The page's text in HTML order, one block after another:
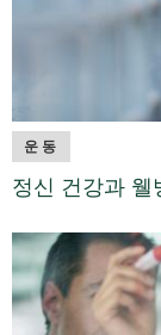
운동
정신 건강과 웰